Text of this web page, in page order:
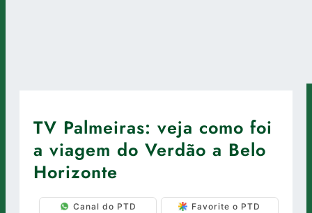
TV Palmeiras: veja como foi
a viagem do Verdão a Belo
Horizonte
Canal do PTD Favorite o PTD